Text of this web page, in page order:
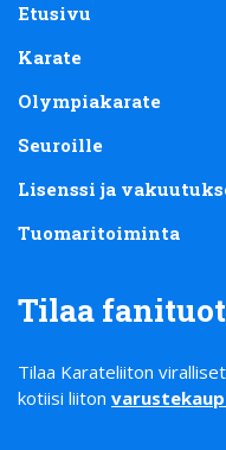
Etusivu
Karate
Olympiakarate
Seuroille
Lisenssi ja
Tuomaritoiminta
Tilaa
Tilaa Karateliiton
kotiisi liiton